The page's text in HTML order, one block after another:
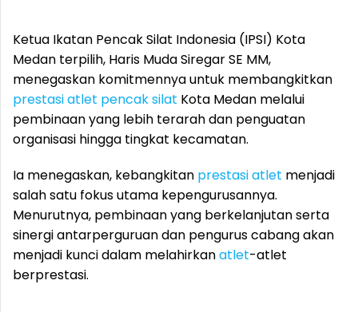
Ketua Ikatan Pencak Silat Indonesia (IPSI) Kota
Medan terpilih, Haris Muda Siregar SE MM,
menegaskan komitmennya untuk membangkitkan
prestasiatlet pencak silat Kota Medan melalui
pembinaan yang lebih terarah dan penguatan
organisasi hingga tingkat kecamatan.
Ia menegaskan, kebangkitan prestasiatlet menjadi
salah satu fokus utama kepengurusannya.
Menurutnya, pembinaan yang berkelanjutan serta
sinergi antarperguruan dan pengurus cabang akan
menjadi kunci dalam melahirkanatlet-atlet
berprestasi.